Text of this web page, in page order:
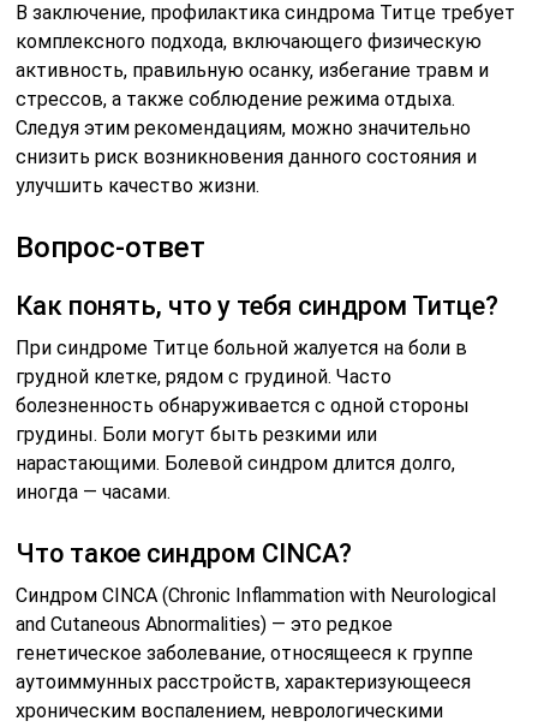
В заключение, профилактика синдрома Титце требует
комплексного подхода, включающего физическую
активность, правильную осанку, избегание травм и
стрессов, а также соблюдение режима отдыха.
Следуя этим рекомендациям, можно значительно
снизить риск возникновения данного состояния и
улучшить качество жизни.
Вопрос-ответ
Как понять, что у тебя синдром Титце?
При синдроме Титце больной жалуется на боли в
грудной клетке, рядом с грудиной. Часто
болезненность обнаруживается с одной стороны
грудины. Боли могут быть резкими или
нарастающими. Болевой синдром длится долго,
иногда — часами.
Что такое синдром CINCA?
Синдром CINCA (Chronic Inflammation with Neurological
and Cutaneous Abnormalities) — это редкое
генетическое заболевание, относящееся к группе
аутоиммунных расстройств, характеризующееся
хроническим воспалением, неврологическими